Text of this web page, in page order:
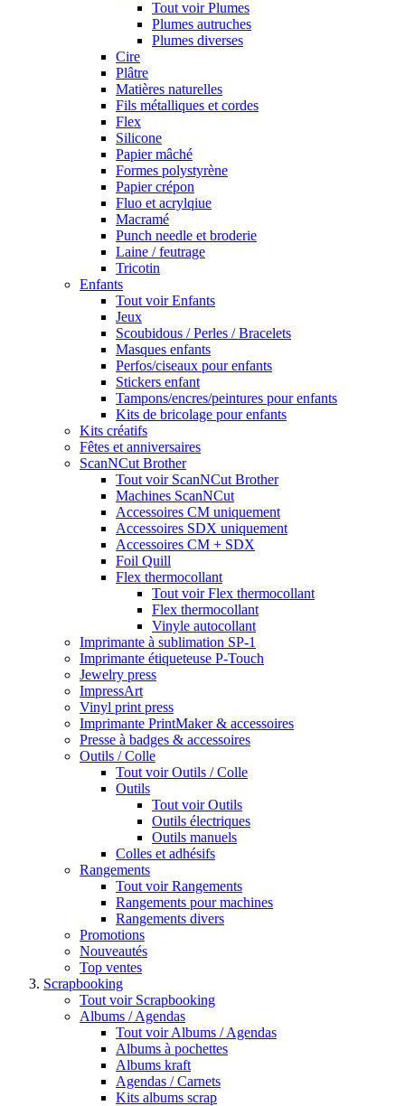
Tout voir Plumes
Plumes autruches
Plumes diverses
Cire
Plâtre
Matières naturelles
Fils métalliques et cordes
Flex
Silicone
Papier mâché
Formes polystyrène
Papier crépon
Fluo et acrylqiue
Macramé
Punch needle et broderie
Laine / feutrage
Tricotin
Enfants
Tout voir Enfants
Jeux
Scoubidous / Perles / Bracelets
Masques enfants
Perfos/ciseaux pour enfants
Stickers enfant
Tampons/encres/peintures pour enfants
Kits de bricolage pour enfants
Kits créatifs
Fêtes et anniversaires
ScanNCut Brother
Tout voir ScanNCut Brother
Machines ScanNCut
Accessoires CM uniquement
Accessoires SDX uniquement
Accessoires CM + SDX
Foil Quill
Flex thermocollant
Tout voir Flex thermocollant
Flex thermocollant
Vinyle autocollant
Imprimante à sublimation SP-1
Imprimante étiqueteuse P-Touch
Jewelry press
ImpressArt
Vinyl print press
Imprimante PrintMaker & accessoires
Presse à badges & accessoires
Outils / Colle
Tout voir Outils / Colle
Outils
Tout voir Outils
Outils électriques
Outils manuels
Colles et adhésifs
Rangements
Tout voir Rangements
Rangements pour machines
Rangements divers
Promotions
Nouveautés
Top ventes
Scrapbooking
Tout voir Scrapbooking
Albums / Agendas
Tout voir Albums / Agendas
Albums à pochettes
Albums kraft
Agendas / Carnets
Kits albums scrap